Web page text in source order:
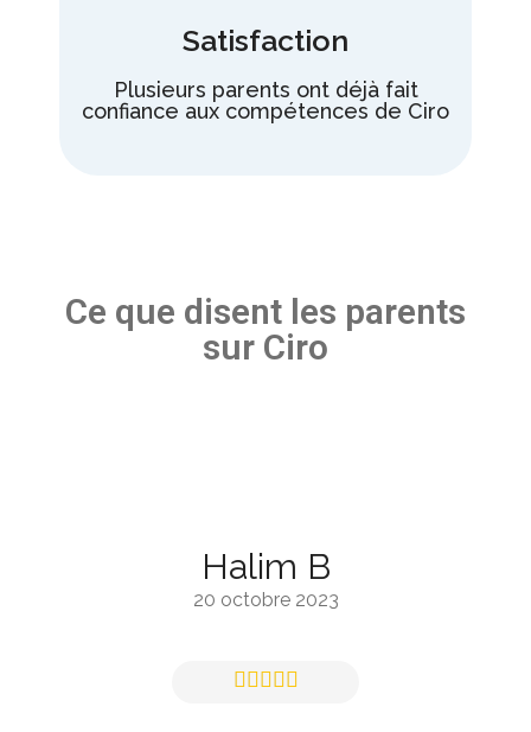
Satisfaction
Plusieurs parents ont déjà fait
confiance aux compétences de Ciro
Ce que disent les parents
sur Ciro
Halim B
20 octobre 2023